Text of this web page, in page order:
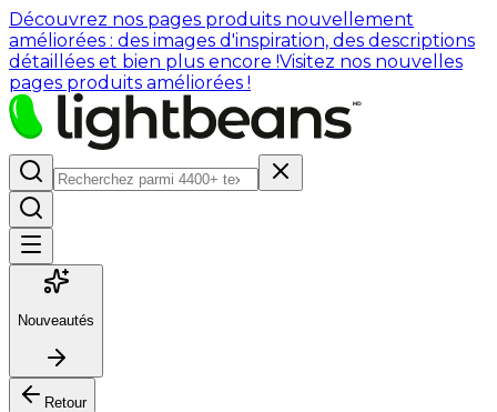
Découvrez nos pages produits nouvellement
améliorées : des images d'inspiration, des descriptions
détaillées et bien plus encore !Visitez nos nouvelles
pages produits améliorées !
Nouveautés
Retour